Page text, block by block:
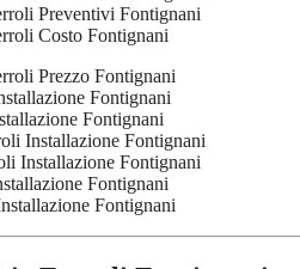
Preventivi Fontignani
Costo Fontignani
Prezzo Fontignani
Fontignani
Fontignani
Installazione Fontignani
Installazione Fontignani
Fontignani
Fontignani